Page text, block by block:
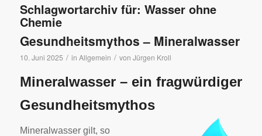
Schlagwortarchiv für: Wasser ohne
Chemie
Gesundheitsmythos – Mineralwasser
10. Juni 2025 / in Allgemein / von Jürgen Kroll
Mineralwasser – ein fragwürdiger
Gesundheitsmythos
Mineralwasser gilt, so